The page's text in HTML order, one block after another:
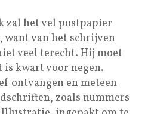
zal het vel postpapier
want van het schrijven
veel terecht. Hij moet
is kwart voor negen.
ontvangen en meteen
zoals nummers